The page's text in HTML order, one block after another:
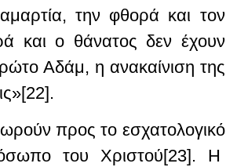
την φθορά και τον
και ο θάνατος δεν έχουν
Αδάμ, η ανακαίνιση της
προς το εσχατολογικό
του Χριστού[23]. Η